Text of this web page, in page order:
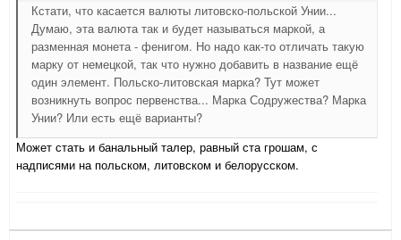
Кстати, что касается валюты литовско-польской Унии...
Думаю, эта валюта так и будет называться маркой, а
разменная монета - фенигом. Но надо как-то отличать такую
марку от немецкой, так что нужно добавить в название ещё
один элемент. Польско-литовская марка? Тут может
возникнуть вопрос первенства... Марка Содружества? Марка
Унии? Или есть ещё варианты?
Может стать и банальный талер, равный ста грошам, с
надписями на польском, литовском и белорусском.